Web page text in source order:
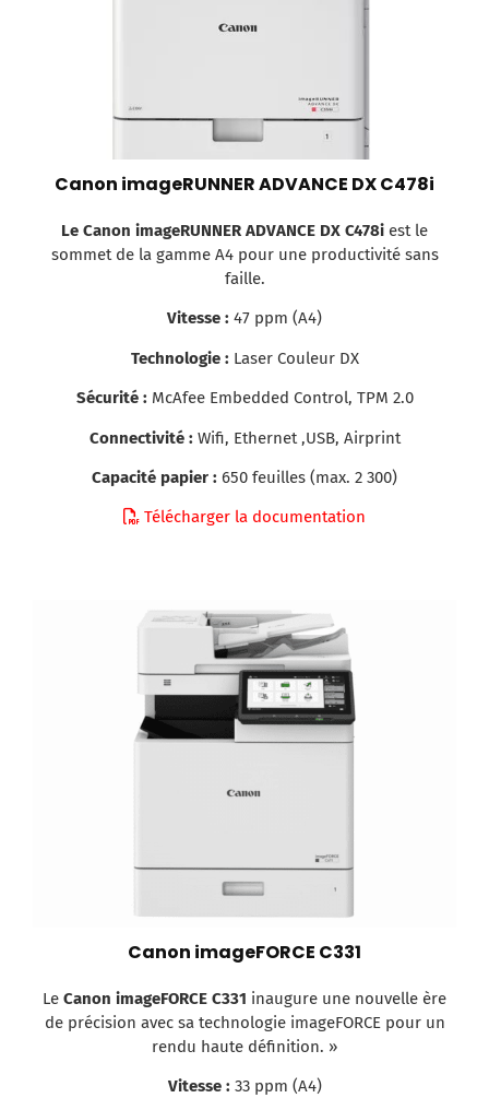
Canon imageRUNNER ADVANCE DX C478i
Le Canon imageRUNNER ADVANCE DX C478i est le
sommet de la gamme A4 pour une productivité sans
faille.
Vitesse : 47 ppm (A4)
Technologie : Laser Couleur DX
Sécurité : McAfee Embedded Control, TPM 2.0
Connectivité : Wifi, Ethernet ,USB, Airprint
Capacité papier : 650 feuilles (max. 2 300)
Télécharger la documentation
Canon imageFORCE C331
Le Canon imageFORCE C331 inaugure une nouvelle ère
de précision avec sa technologie imageFORCE pour un
rendu haute définition. »
Vitesse : 33 ppm (A4)